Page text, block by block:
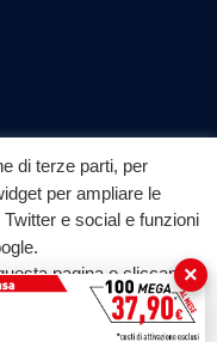
▶
riservati
di terze parti, per
per ampliare le
e social e funzioni
pagina o cliccando
all'uso dei cookie.
×